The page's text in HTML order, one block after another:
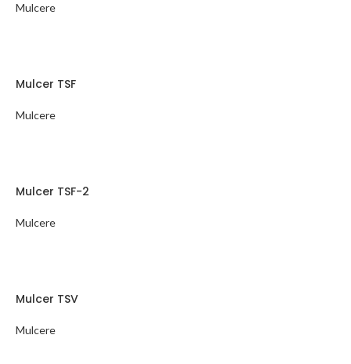
Mulcere
Mulcer TSF
Mulcere
Mulcer TSF-2
Mulcere
Mulcer TSV
Mulcere